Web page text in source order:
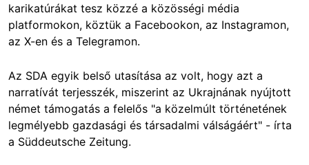
karikatúrákat tesz közzé a közösségi média
platformokon, köztük a Facebookon, az Instagramon,
az X-en és a Telegramon.
Az SDA egyik belső utasítása az volt, hogy azt a
narratívát terjesszék, miszerint az Ukrajnának nyújtott
német támogatás a felelős "a közelmúlt történetének
legmélyebb gazdasági és társadalmi válságáért" - írta
a Süddeutsche Zeitung.